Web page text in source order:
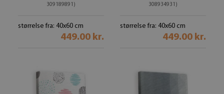
309189891)
størrelse fra: 40x60 cm
449.00 kr.
308934931)
størrelse fra: 40x60 cm
449.00 kr.